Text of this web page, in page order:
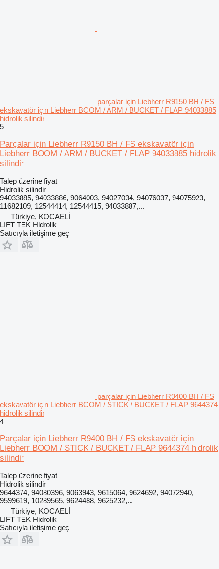
parçalar için Liebherr R9150 BH / FS
ekskavatör için Liebherr BOOM / ARM / BUCKET / FLAP 94033885
hidrolik silindir
5
Parçalar için Liebherr R9150 BH / FS ekskavatör için
Liebherr BOOM / ARM / BUCKET / FLAP 94033885 hidrolik
silindir
Talep üzerine fiyat
Hidrolik silindir
94033885, 94033886, 9064003, 94027034, 94076037, 94075923,
11682109, 12544414, 12544415, 94033887,...
Türkiye, KOCAELİ
LIFT TEK Hidrolik
Satıcıyla iletişime geç
parçalar için Liebherr R9400 BH / FS
ekskavatör için Liebherr BOOM / STICK / BUCKET / FLAP 9644374
hidrolik silindir
4
Parçalar için Liebherr R9400 BH / FS ekskavatör için
Liebherr BOOM / STICK / BUCKET / FLAP 9644374 hidrolik
silindir
Talep üzerine fiyat
Hidrolik silindir
9644374, 94080396, 9063943, 9615064, 9624692, 94072940,
9599619, 10289565, 9624488, 9625232,...
Türkiye, KOCAELİ
LIFT TEK Hidrolik
Satıcıyla iletişime geç